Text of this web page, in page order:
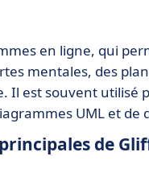
en ligne, qui
mentales, des
Il est souvent utilisé
UML et de
de